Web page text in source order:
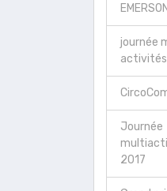
journée
Journée
2017